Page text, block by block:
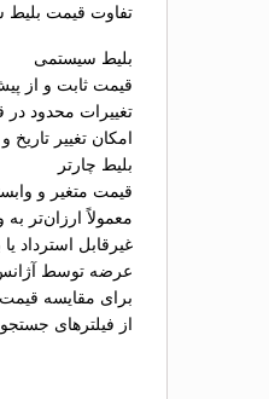
تفاوت قیمت بلیط
بلیط سیستمی
قیمت ثابت و از
تغییرات محدود در
امکان تغییر
بلیط چارتر
قیمت متغیر و
معمولاً ارزان‌تر
غیرقابل استرداد
عرضه توسط
برای مقایسه
از فیلترهای